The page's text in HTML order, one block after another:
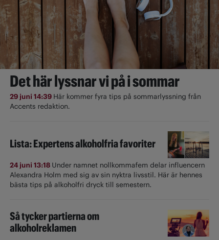
Det här lyssnar vi på i sommar
29 juni 14:39 Här kommer fyra tips på sommarlyssning från
Accents redaktion.
Lista: Expertens alkoholfria favoriter
24 juni 13:18 Under namnet nollkommafem delar influencern
Alexandra Holm med sig av sin nyktra livsstil. Här är hennes
bästa tips på alkoholfri dryck till semestern.
Så tycker partierna om
alkoholreklamen